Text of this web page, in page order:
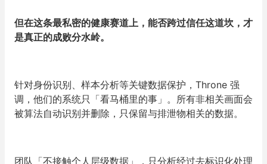
但在这条最私密的健康赛道上，能否跨过信任这道坎，才
是真正的成败分水岭。
针对身份识别、样本分析等关键数据保护，Throne 强
调，他们的系统只 「看马桶里的事 」 。所有非相关画面会
被算法自动识别并删除，只保留与排泄物相关的数据。
团队 「不接触个人层级数据 」
，只分析经过去标识化处理